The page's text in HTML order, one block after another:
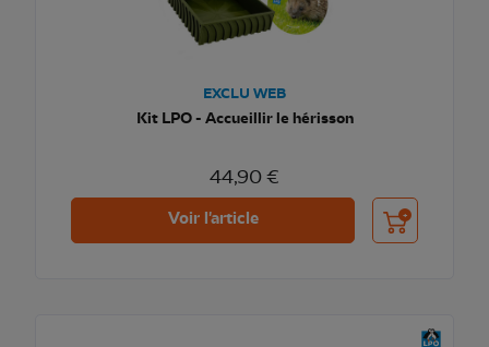
EXCLU WEB
Kit LPO - Accueillir le hérisson
44,90 €
Voir l'article Ajouter au